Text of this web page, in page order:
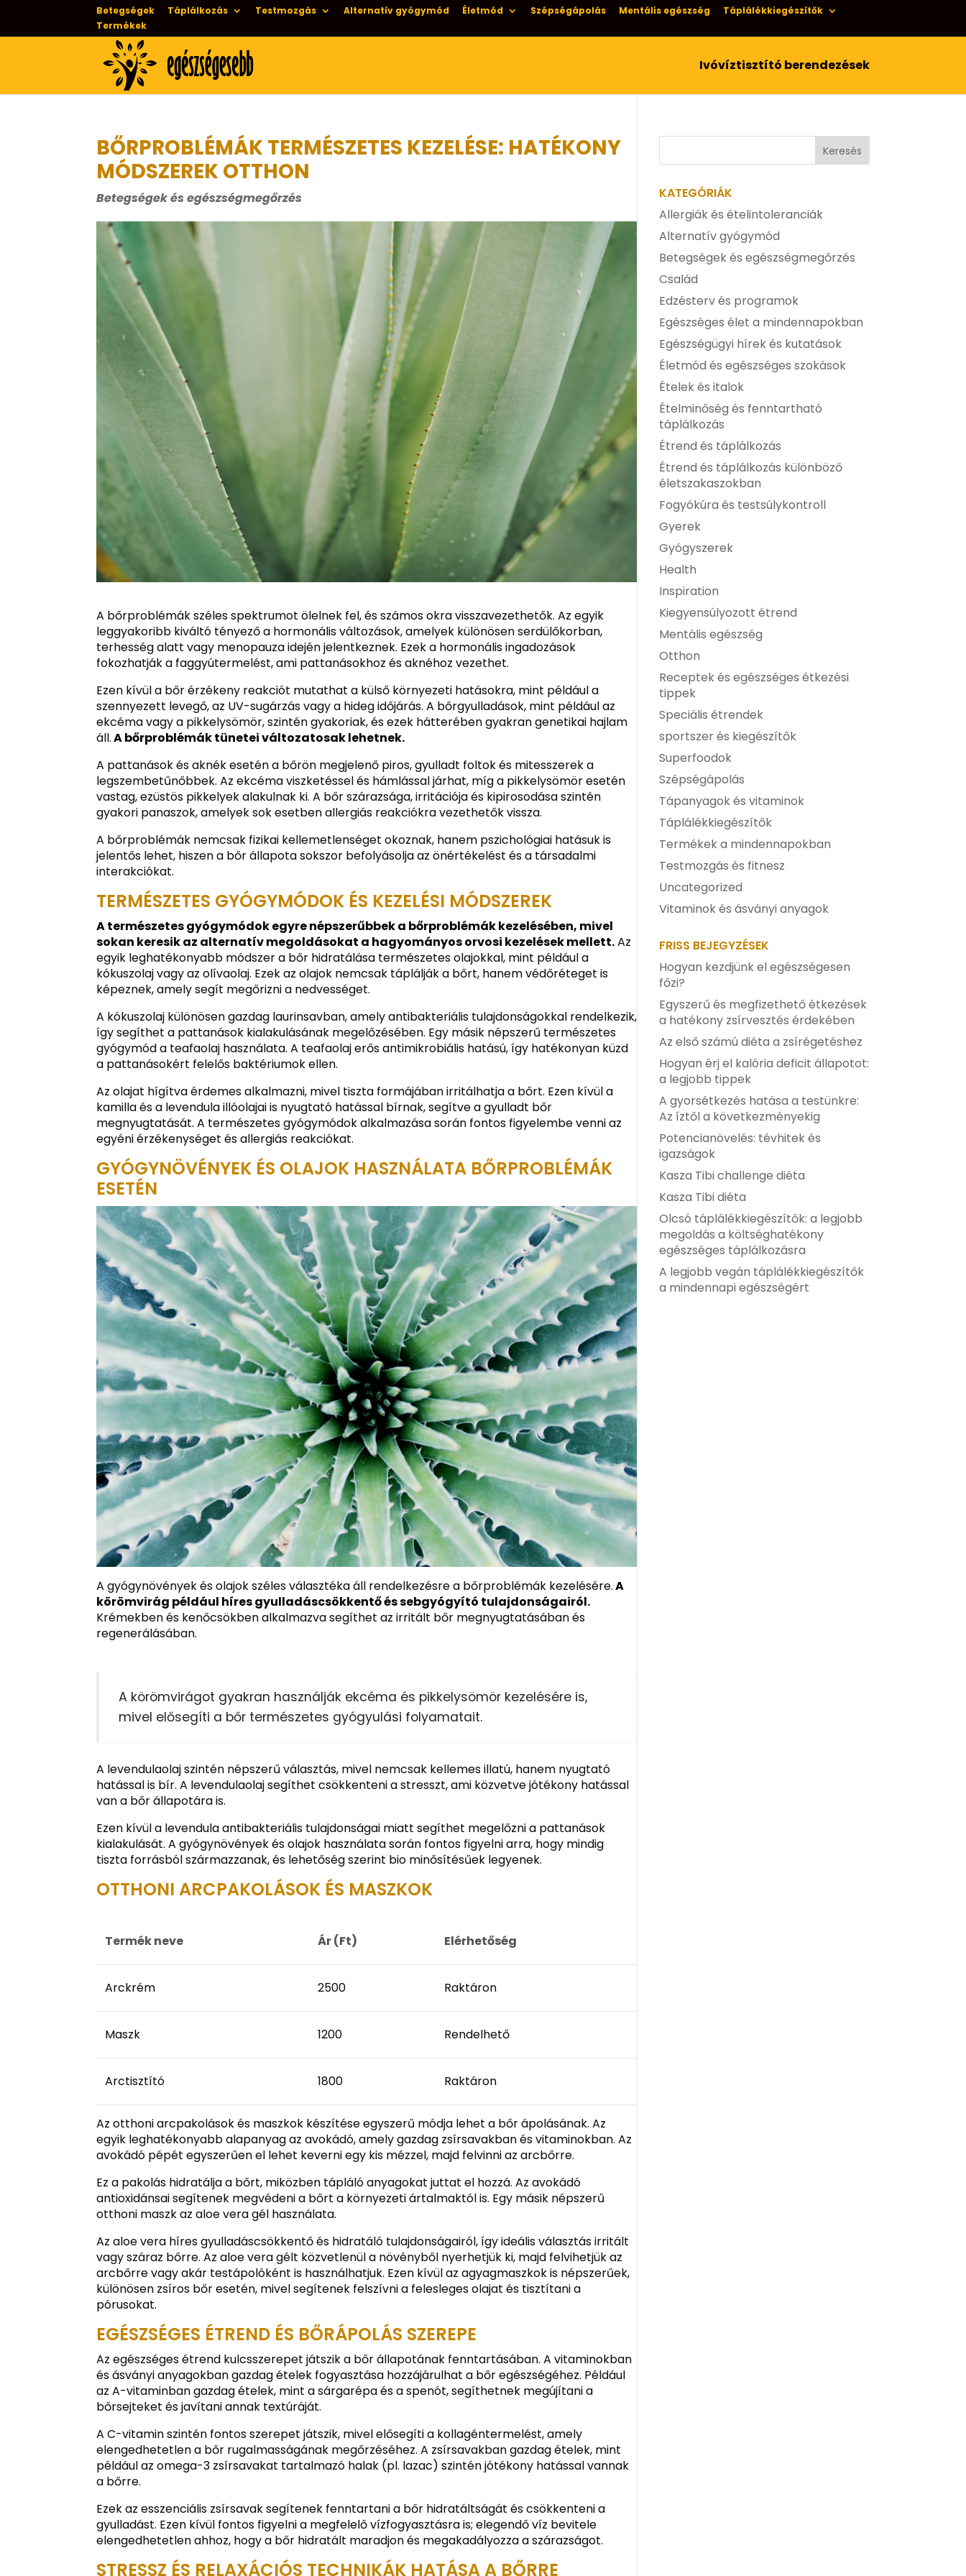
Betegségek Táplálkozás Testmozgás Alternatív gyógymód Életmód Szépségápolás Mentális egészség
Táplálékkiegészítők
Termékek
Ivóvíztisztító berendezések
BŐRPROBLÉMÁK TERMÉSZETES KEZELÉSE: HATÉKONY
MÓDSZEREK OTTHON
Betegségek és egészségmegőrzés
A bőrproblémák széles spektrumot ölelnek fel, és számos okra visszavezethetők. Az egyik
leggyakoribb kiváltó tényező a hormonális változások, amelyek különösen serdülőkorban,
terhesség alatt vagy menopauza idején jelentkeznek. Ezek a hormonális ingadozások
fokozhatják a faggyútermelést, ami pattanásokhoz és aknéhoz vezethet.
Ezen kívül a bőr érzékeny reakciót mutathat a külső környezeti hatásokra, mint például a
szennyezett levegő, az UV-sugárzás vagy a hideg időjárás. A bőrgyulladások, mint például az
ekcéma vagy a pikkelysömör, szintén gyakoriak, és ezek hátterében gyakran genetikai hajlam
áll.A bőrproblémák tünetei változatosak lehetnek.
A pattanások és aknék esetén a bőrön megjelenő piros, gyulladt foltok és mitesszerek a
legszembetűnőbbek. Az ekcéma viszketéssel és hámlással járhat, míg a pikkelysömör esetén
vastag, ezüstös pikkelyek alakulnak ki. A bőr szárazsága, irritációja és kipirosodása szintén
gyakori panaszok, amelyek sok esetben allergiás reakciókra vezethetők vissza.
A bőrproblémák nemcsak fizikai kellemetlenséget okoznak, hanem pszichológiai hatásuk is
jelentős lehet, hiszen a bőr állapota sokszor befolyásolja az önértékelést és a társadalmi
interakciókat.
TERMÉSZETES GYÓGYMÓDOK ÉS KEZELÉSI MÓDSZEREK
A természetes gyógymódok egyre népszerűbbek a bőrproblémák kezelésében, mivel
sokan keresik az alternatív megoldásokat a hagyományos orvosi kezelések mellett.Az
egyik leghatékonyabb módszer a bőr hidratálása természetes olajokkal, mint például a
kókuszolaj vagy az olívaolaj. Ezek az olajok nemcsak táplálják a bőrt, hanem védőréteget is
képeznek, amely segít megőrizni a nedvességet.
A kókuszolaj különösen gazdag laurinsavban, amely antibakteriális tulajdonságokkal rendelkezik,
így segíthet a pattanások kialakulásának megelőzésében. Egy másik népszerű természetes
gyógymód a teafaolaj használata. A teafaolaj erős antimikrobiális hatású, így hatékonyan küzd
a pattanásokért felelős baktériumok ellen.
Az olajat hígítva érdemes alkalmazni, mivel tiszta formájában irritálhatja a bőrt. Ezen kívül a
kamilla és a levendula illóolajai is nyugtató hatással bírnak, segítve a gyulladt bőr
megnyugtatását. A természetes gyógymódok alkalmazása során fontos figyelembe venni az
egyéni érzékenységet és allergiás reakciókat.
GYÓGYNÖVÉNYEK ÉS OLAJOK HASZNÁLATA BŐRPROBLÉMÁK
ESETÉN
A gyógynövények és olajok széles választéka áll rendelkezésre a bőrproblémák kezelésére.A
körömvirág például híres gyulladáscsökkentő és sebgyógyító tulajdonságairól.
Krémekben és kenőcsökben alkalmazva segíthet az irritált bőr megnyugtatásában és
regenerálásában.
A körömvirágot gyakran használják ekcéma és pikkelysömör kezelésére is,
mivel elősegíti a bőr természetes gyógyulási folyamatait.
A levendulaolaj szintén népszerű választás, mivel nemcsak kellemes illatú, hanem nyugtató
hatással is bír. A levendulaolaj segíthet csökkenteni a stresszt, ami közvetve jótékony hatással
van a bőr állapotára is.
Ezen kívül a levendula antibakteriális tulajdonságai miatt segíthet megelőzni a pattanások
kialakulását. A gyógynövények és olajok használata során fontos figyelni arra, hogy mindig
tiszta forrásból származzanak, és lehetőség szerint bio minősítésűek legyenek.
OTTHONI ARCPAKOLÁSOK ÉS MASZKOK
Termék neve Ár (Ft) Elérhetőség
Arckrém 2500 Raktáron
Maszk 1200 Rendelhető
Arctisztító 1800 Raktáron
Az otthoni arcpakolások és maszkok készítése egyszerű módja lehet a bőr ápolásának. Az
egyik leghatékonyabb alapanyag az avokádó, amely gazdag zsírsavakban és vitaminokban. Az
avokádó pépét egyszerűen el lehet keverni egy kis mézzel, majd felvinni az arcbőrre.
Ez a pakolás hidratálja a bőrt, miközben tápláló anyagokat juttat el hozzá. Az avokádó
antioxidánsai segítenek megvédeni a bőrt a környezeti ártalmaktól is. Egy másik népszerű
otthoni maszk az aloe vera gél használata.
Az aloe vera híres gyulladáscsökkentő és hidratáló tulajdonságairól, így ideális választás irritált
vagy száraz bőrre. Az aloe vera gélt közvetlenül a növényből nyerhetjük ki, majd felvihetjük az
arcbőrre vagy akár testápolóként is használhatjuk. Ezen kívül az agyagmaszkok is népszerűek,
különösen zsíros bőr esetén, mivel segítenek felszívni a felesleges olajat és tisztítani a
pórusokat.
EGÉSZSÉGES ÉTREND ÉS BŐRÁPOLÁS SZEREPE
Az egészséges étrend kulcsszerepet játszik a bőr állapotának fenntartásában. A vitaminokban
és ásványi anyagokban gazdag ételek fogyasztása hozzájárulhat a bőr egészségéhez. Például
az A-vitaminban gazdag ételek, mint a sárgarépa és a spenót, segíthetnek megújítani a
bőrsejteket és javítani annak textúráját.
A C-vitamin szintén fontos szerepet játszik, mivel elősegíti a kollagéntermelést, amely
elengedhetetlen a bőr rugalmasságának megőrzéséhez. A zsírsavakban gazdag ételek, mint
például az omega-3 zsírsavakat tartalmazó halak (pl. lazac) szintén jótékony hatással vannak
a bőrre.
Ezek az esszenciális zsírsavak segítenek fenntartani a bőr hidratáltságát és csökkenteni a
gyulladást. Ezen kívül fontos figyelni a megfelelő vízfogyasztásra is; elegendő víz bevitele
elengedhetetlen ahhoz, hogy a bőr hidratált maradjon és megakadályozza a szárazságot.
STRESSZ ÉS RELAXÁCIÓS TECHNIKÁK HATÁSA A BŐRRE
KATEGÓRIÁK
Allergiák és ételintoleranciák
Alternatív gyógymód
Betegségek és egészségmegőrzés
Család
Edzésterv és programok
Egészséges élet a mindennapokban
Egészségügyi hírek és kutatások
Életmód és egészséges szokások
Ételek és italok
Ételminőség és fenntartható
táplálkozás
Étrend és táplálkozás
Étrend és táplálkozás különböző
életszakaszokban
Fogyókúra és testsúlykontroll
Gyerek
Gyógyszerek
Health
Inspiration
Kiegyensúlyozott étrend
Mentális egészség
Otthon
Receptek és egészséges étkezési
tippek
Speciális étrendek
sportszer és kiegészítők
Superfoodok
Szépségápolás
Tápanyagok és vitaminok
Táplálékkiegészítők
Termékek a mindennapokban
Testmozgás és fitnesz
Uncategorized
Vitaminok és ásványi anyagok
FRISS BEJEGYZÉSEK
Hogyan kezdjünk el egészségesen
főzi?
Egyszerű és megfizethető étkezések
a hatékony zsírvesztés érdekében
Az első számú diéta a zsírégetéshez
Hogyan érj el kalória deficit állapotot:
a legjobb tippek
A gyorsétkezés hatása a testünkre:
Az íztől a következményekig
Potencianövelés: tévhitek és
igazságok
Kasza Tibi challenge diéta
Kasza Tibi diéta
Olcsó táplálékkiegészítők: a legjobb
megoldás a költséghatékony
egészséges táplálkozásra
A legjobb vegán táplálékkiegészítők
a mindennapi egészségért